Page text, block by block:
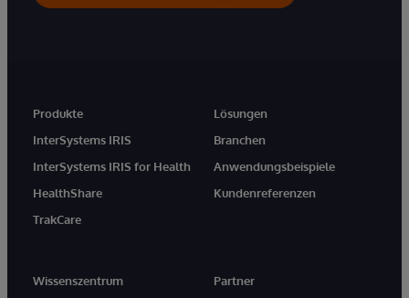
Produkte
InterSystems IRIS
InterSystems IRIS for Health
HealthShare
TrakCare
Lösungen
Branchen
Anwendungsbeispiele
Kundenreferenzen
Wissenszentrum
Partner